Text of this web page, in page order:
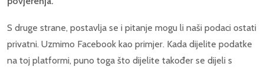
S druge strane, postavlja se i pitanje mogu li naši podaci ostati
privatni. Uzmimo Facebook kao primjer. Kada dijelite podatke
na toj platformi, puno toga što dijelite također se dijeli s